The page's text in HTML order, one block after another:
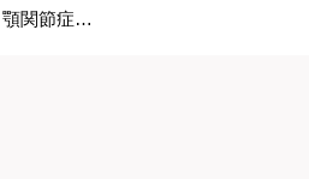
日本歯科大学附属病院 顎関節症診療センター